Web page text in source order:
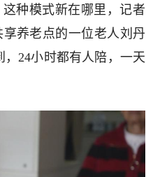
种模式新在哪里，记者
养老点的一位老人刘丹
24小时都有人陪，一天